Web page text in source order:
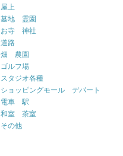
屋上
墓地 霊園
お寺 神社
道路
畑 農園
ゴルフ場
スタジオ各種
ショッピングモール デパート
電車 駅
和室 茶室
その他